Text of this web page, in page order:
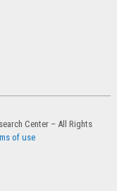
Center – All Rights
of use